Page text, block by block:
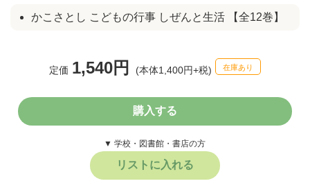
かこさとし こどもの行事 しぜんと生活 【全12巻】
定価 1,540円 (本体1,400円+税) 在庫あり
購入する
▼ 学校・図書館・書店の方
リストに入れる